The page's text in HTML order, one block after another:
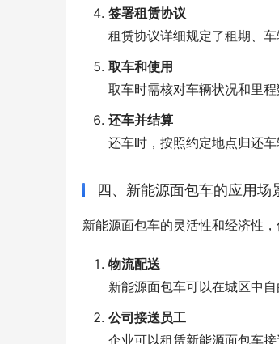
签署租赁协议
租赁协议详细规定了租期、
取车和使用
取车时需核对车辆状况和里
还车并结算
还车时，按照约定地点归还
四、新能源面包车的应用场
新能源面包车的灵活性和经济性
物流配送
新能源面包车可以在城区中
公司接送员工
企业可以租赁新能源面包车